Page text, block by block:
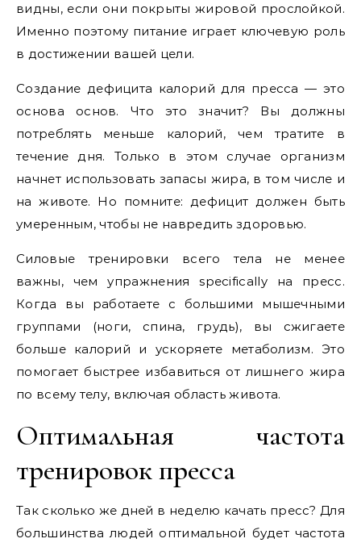
видны, если они покрыты жировой прослойкой.
Именно поэтому питание играет ключевую роль
в достижении вашей цели.
Создание дефицита калорий для пресса — это
основа основ. Что это значит? Вы должны
потреблять меньше калорий, чем тратите в
течение дня. Только в этом случае организм
начнет использовать запасы жира, в том числе и
на животе. Но помните: дефицит должен быть
умеренным, чтобы не навредить здоровью.
Силовые тренировки всего тела не менее
важны, чем упражнения specifically на пресс.
Когда вы работаете с большими мышечными
группами (ноги, спина, грудь), вы сжигаете
больше калорий и ускоряете метаболизм. Это
помогает быстрее избавиться от лишнего жира
по всему телу, включая область живота.
Оптимальная частота
тренировок пресса
Так сколько же дней в неделю качать пресс? Для
большинства людей оптимальной будет частота